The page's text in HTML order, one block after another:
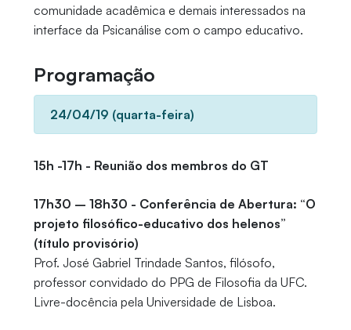
comunidade acadêmica e demais interessados na
interface da Psicanálise com o campo educativo.
Programação
24/04/19 (quarta-feira)
15h -17h - Reunião dos membros do GT
17h30 – 18h30 - Conferência de Abertura: “O
projeto filosófico-educativo dos helenos”
(título provisório)
Prof. José Gabriel Trindade Santos, filósofo,
professor convidado do PPG de Filosofia da UFC.
Livre-docência pela Universidade de Lisboa.